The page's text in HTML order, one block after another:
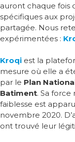
auront chaque fois
spécifiques aux
partagée. Nous
expérimentées :
Kroqi est la
mesure où elle a
par le Plan
Batiment. Sa force
faiblesse est
novembre 2020.
ont trouvé leur